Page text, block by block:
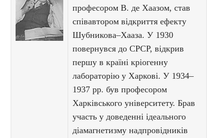
професором В. де Хаазом, став
співавтором відкриття ефекту
Шубникова–Хааза. У 1930
повернувся до СРСР, відкрив
першу в країні кріогенну
лабораторію у Харкові. У 1934–
1937 рр. був професором
Харківського університету. Брав
участь у доведенні ідеального
діамагнетизму надпровідників